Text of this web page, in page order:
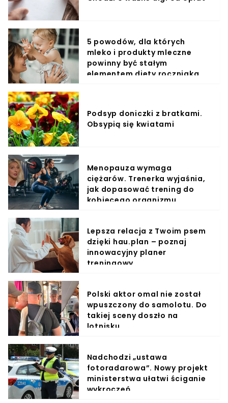
5 powodów, dla których
mleko i produkty mleczne
powinny być stałym
elementem diety roczniaka
Podsyp doniczki z bratkami.
Obsypią się kwiatami
Menopauza wymaga
ciężarów. Trenerka wyjaśnia,
jak dopasować trening do
kobiecego organizmu
Lepsza relacja z Twoim psem
dzięki hau.plan – poznaj
innowacyjny planer
treningowy
Polski aktor omal nie został
wpuszczony do samolotu. Do
takiej sceny doszło na
lotnisku
Nadchodzi „ustawa
fotoradarowa”. Nowy projekt
ministerstwa ułatwi ściganie
wykroczeń